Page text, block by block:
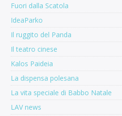
Fuori dalla Scatola
IdeaParko
Il ruggito del Panda
Il teatro cinese
Kalos Paideia
La dispensa polesana
La vita speciale di Babbo Natale
LAV news